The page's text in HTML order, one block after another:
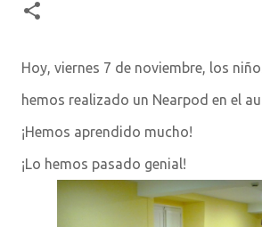
Hoy, viernes 7 de noviembre, los
hemos realizado un Nearpod en el
¡Hemos aprendido mucho!
¡Lo hemos pasado genial!